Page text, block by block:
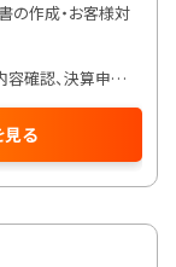
見る
の作成・お客様対
容確認、決算申告
、各種コンサル